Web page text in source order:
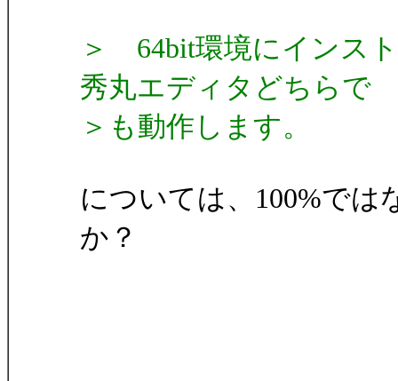
＞ 64bit環境にインス
秀丸エディタどちらで
＞も動作します。
については、100%で
か？